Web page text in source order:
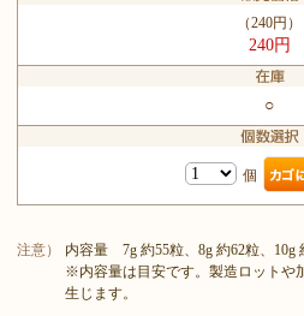
（240円）
240円
○
個
注意）
内容量 7g 約55粒、8g 約62粒、10g
※内容量は目安です。製造ロットや
生じます。